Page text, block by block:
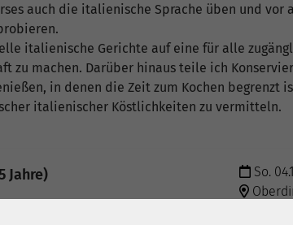
auch die italienische Sprache üben und
italienische Gerichte auf eine für alle
zu machen. Darüber hinaus teile ich
in denen die Zeit zum Kochen begrenzt
italienischer Köstlichkeiten zu vermitteln.
Jahre)
So.